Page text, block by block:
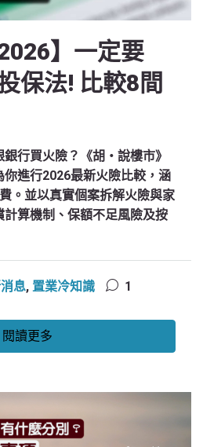
】一定要
保法! 比較8間
行買火險？《胡‧說樓市》
進行2026最新火險比較，涵
。並以真實個案拆解火險與家
算機制、保額不足風險及按
息, 置業冷知識 1
閱讀更多